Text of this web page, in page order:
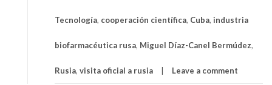
Tecnología, cooperación científica, Cuba, industria
biofarmacéutica rusa, Miguel Díaz-Canel Bermúdez,
Rusia, visita oficial a rusia Leave a comment